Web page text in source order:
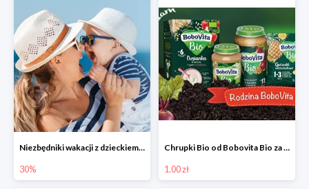
Niezbędniki wakacji z dzieckiem do -30%
30%
Chrupki Bio od Bobovita Bio za 1 grosz
1.00 zł